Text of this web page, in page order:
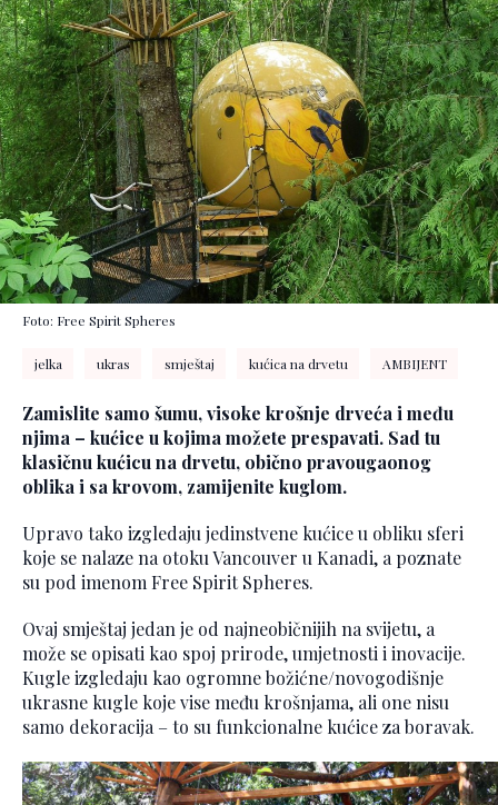
Foto: Free Spirit Spheres
jelka ukras smještaj kućica na drvetu AMBIJENT
Zamislite samo šumu, visoke krošnje drveća i među
njima – kućice u kojima možete prespavati. Sad tu
klasičnu kućicu na drvetu, obično pravougaonog
oblika i sa krovom, zamijenite kuglom.
Upravo tako izgledaju jedinstvene kućice u obliku sferi
koje se nalaze na otoku Vancouver u Kanadi, a poznate
su pod imenom Free Spirit Spheres.
Ovaj smještaj jedan je od najneobičnijih na svijetu, a
može se opisati kao spoj prirode, umjetnosti i inovacije.
Kugle izgledaju kao ogromne božićne/novogodišnje
ukrasne kugle koje vise među krošnjama, ali one nisu
samo dekoracija – to su funkcionalne kućice za boravak.